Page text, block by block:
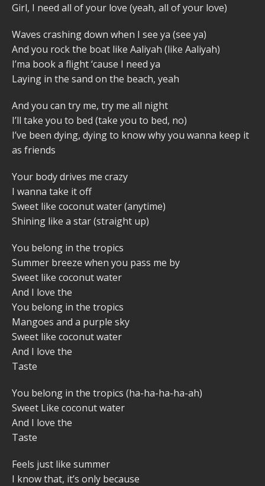
Girl, I need all of your love (yeah, all of your love)
Waves crashing down when I see ya (see ya)
And you rock the boat like Aaliyah (like Aaliyah)
I’ma book a flight ‘cause I need ya
Laying in the sand on the beach, yeah
And you can try me, try me all night
I’ll take you to bed (take you to bed, no)
I’ve been dying, dying to know why you wanna keep it
as friends
Your body drives me crazy
I wanna take it off
Sweet like coconut water (anytime)
Shining like a star (straight up)
You belong in the tropics
Summer breeze when you pass me by
Sweet like coconut water
And I love the
You belong in the tropics
Mangoes and a purple sky
Sweet like coconut water
And I love the
Taste
You belong in the tropics (ha-ha-ha-ha-ah)
Sweet Like coconut water
And I love the
Taste
Feels just like summer
I know that, it’s only because